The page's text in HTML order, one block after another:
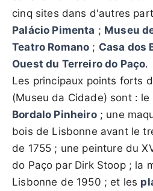
cinq sites dans d'autres
Palácio Pimenta ; Museu
Teatro Romano ; Casa dos
Ouest du Terreiro do Paço.
Les principaux points forts
(Museu da Cidade) sont : le
Bordalo Pinheiro; une
bois de Lisbonne avant le
de 1755 ; une peinture du
do Paço par Dirk Stoop ; la
Lisbonne de 1950 ; et les